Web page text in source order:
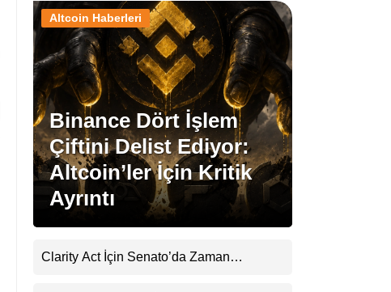
Instagram
Youtube
TikTok
Pinterest
Binance Dört İşlem
Çiftini Delist Ediyor:
Altcoin’ler İçin Kritik
Ayrıntı
Altcoin Haberleri
Clarity Act İçin Senato’da Zaman